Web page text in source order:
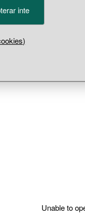
inte
Unable to